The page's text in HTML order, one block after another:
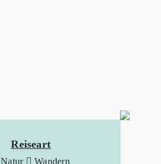
Reiseart
Natur Wandern